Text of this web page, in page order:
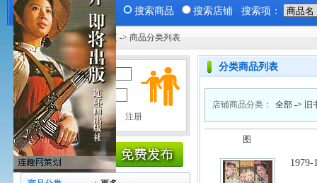
搜索商品 搜索店铺 搜索项：
您现在的位置：商城首页 -> 商品分类列表
用户名：
密 码：
分类商品列表
店铺商品分类： 全部 ->
图
1979-